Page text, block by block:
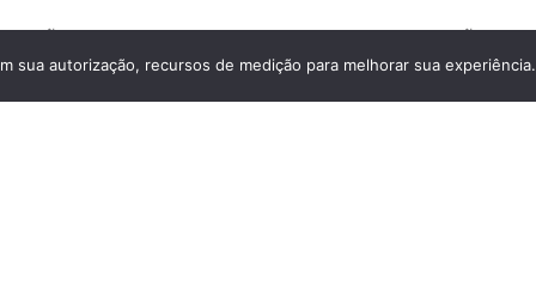
satisfeitas as condições legais.
sua autorização, recursos de medição para melhorar sua experiência.